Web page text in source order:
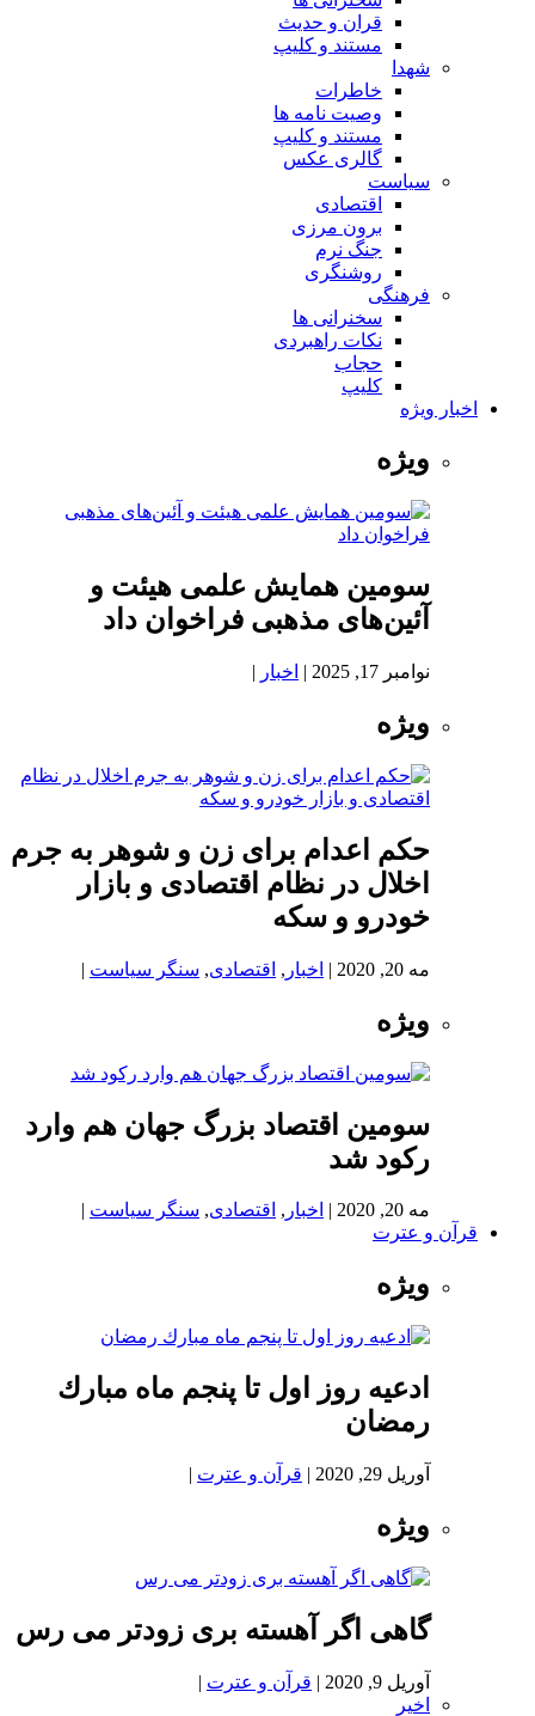
قران و حدیث
مستند و کلیپ
شهدا
خاطرات
وصیت نامه ها
مستند و کلیپ
گالری عکس
سیاست
اقتصادی
برون مرزی
جنگ نرم
روشنگری
فرهنگی
سخنرانی ها
نکات راهبردی
حجاب
کلیپ
اخبار ویژه
ویژه
سومین همایش علمی هیئت و
آئین‌های مذهبی فراخوان داد
نوامبر 17, 2025 | اخبار |
ویژه
حکم اعدام برای زن و شوهر به جرم
اخلال در نظام اقتصادی و بازار
خودرو و سکه
مه 20, 2020 | اخبار , اقتصادی, سنگر سیاست |
ویژه
سومین اقتصاد بزرگ جهان هم وارد
رکود شد
مه 20, 2020 | اخبار , اقتصادی, سنگر سیاست |
قرآن و عترت
ویژه
ادعيه روز اول تا پنجم ماه مبارك
رمضان
آوریل 29, 2020 | قرآن و عترت |
ویژه
گاهی اگر آهسته بری زودتر می رس
آوریل 9, 2020 | قرآن و عترت |
اخیر